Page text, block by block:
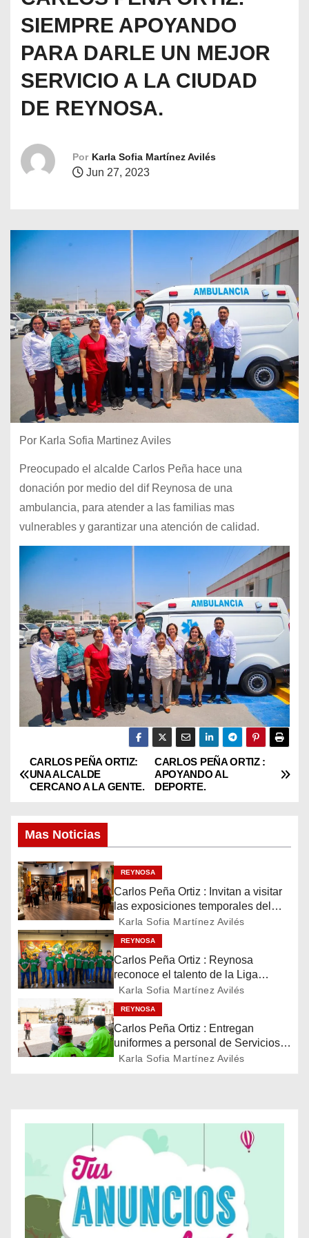
SIEMPRE APOYANDO
PARA DARLE UN MEJOR
SERVICIO A LA CIUDAD
DE REYNOSA.
Por Karla Sofia Martínez Avilés
Jun 27, 2023
Por Karla Sofia Martinez Aviles
Preocupado el alcalde Carlos Peña hace una
donación por medio del dif Reynosa de una
ambulancia, para atender a las familias mas
vulnerables y garantizar una atención de calidad.
N
v
e
g
a
c
i
ó
n
d
e
r
CARLOS PEÑA ORTIZ :
APOYANDO AL
DEPORTE.
CARLOS PEÑA ORTIZ:
UNA ALCALDE
CERCANO A LA GENTE.
Mas Noticias
REYNOSA
Carlos Peña Ortiz : Invitan a visitar
las exposiciones temporales del
Museo del Ferrocarril Reynosa
Karla Sofia Martínez Avilés
REYNOSA
Carlos Peña Ortiz : Reynosa
reconoce el talento de la Liga
Treviño Kelly, subcampeona
latinoamericana
Karla Sofia Martínez Avilés
REYNOSA
Carlos Peña Ortiz : Entregan
uniformes a personal de Servicios
Públicos de Reynosa
Karla Sofia Martínez Avilés